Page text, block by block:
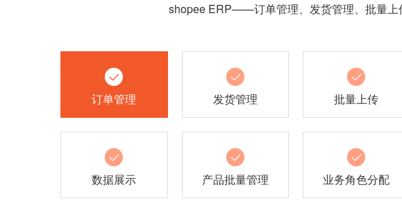
shopee ERP——订单管理、发货管理、批量上
订单管理 发货管理 批量上传
数据展示 产品批量管理 业务角色分配